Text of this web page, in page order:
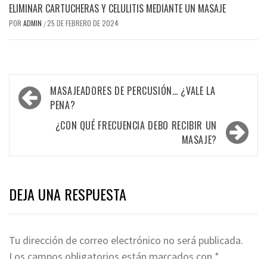
ELIMINAR CARTUCHERAS Y CELULITIS MEDIANTE UN MASAJE
POR ADMIN /25 DE FEBRERO DE 2024
Navegación
de
entradas
MASAJEADORES DE PERCUSIÓN… ¿VALE LA
PENA?
¿CON QUÉ FRECUENCIA DEBO RECIBIR UN
MASAJE?
DEJA UNA RESPUESTA
Tu dirección de correo electrónico no será publicada.
Los campos obligatorios están marcados con *